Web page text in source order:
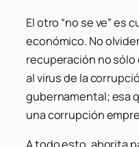
El otro “no se ve” es
económico. No
recuperación no sólo
al virus de la
gubernamental; esa
una corrupción